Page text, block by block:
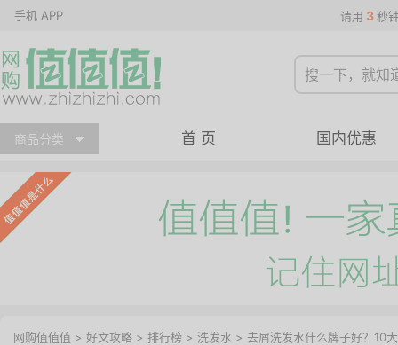
手机 APP 请用 3 秒
商品分类 首 页 国内优惠
网购值值值 > 好文攻略 > 排行榜 > 洗发水 > 去屑洗发水什么牌子好？10